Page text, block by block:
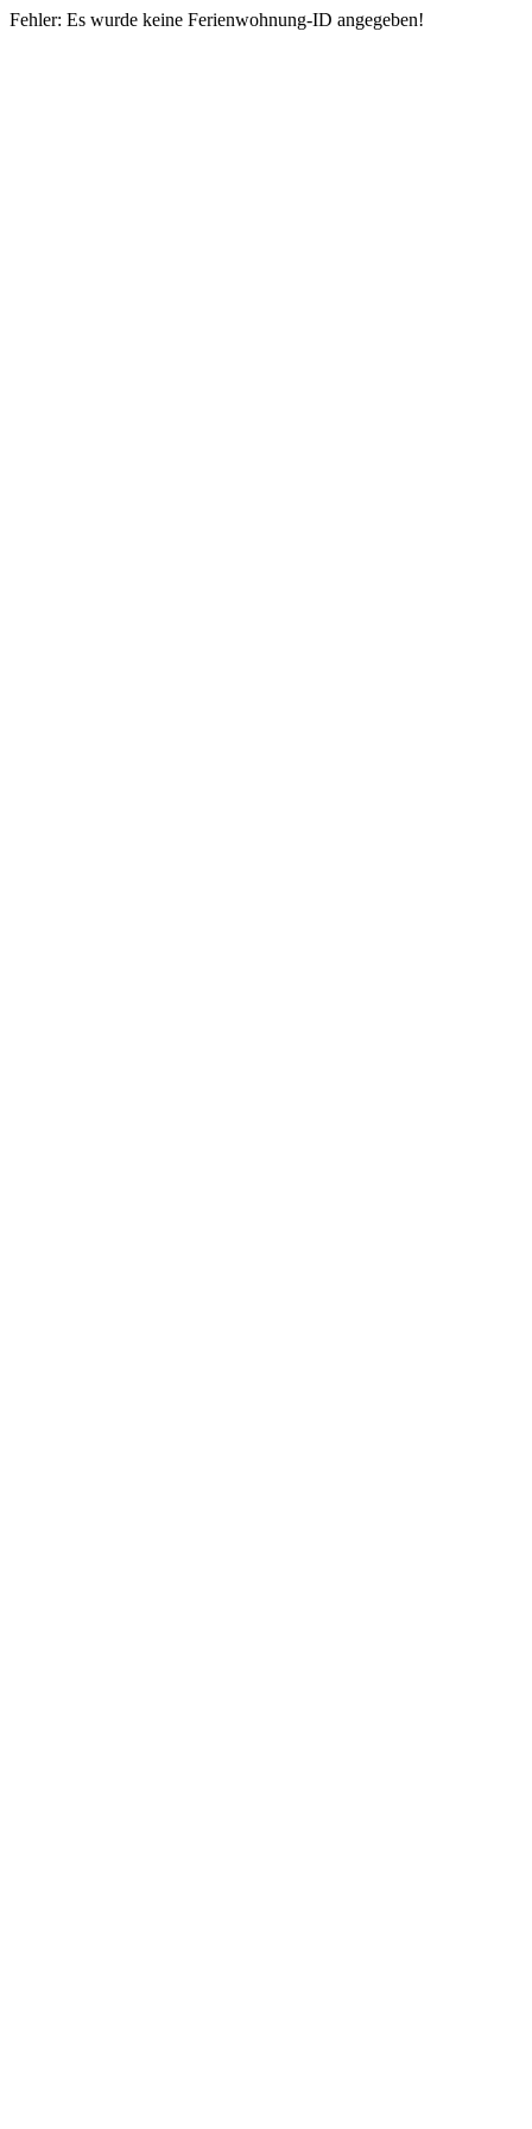
Fehler: Es wurde keine Ferienwohnung-ID angegeben!